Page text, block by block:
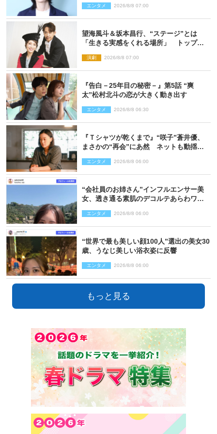
エンタメ 2026/8/8 07:00
望海風斗＆坂本昌行、“ステージ”とは
「生きる実感をくれる場所」 トップを
演劇 2026/8/8 07:00
『告白－25年目の秘密－』第5話 “爽
太”松村北斗の恋が大きく動き出す
エンタメ 2026/8/8 06:30
『Ｔシャツが乾くまで』“咲子”蒼井優、
まさかの“再会”にあ然 ネットも動揺
レあり）
エンタメ 2026/8/8 06:00
“会社員のお姉さん”インフルエンサー美
女、透き通る素肌のデコルテあらわワン
エンタメ 2026/8/8 06:00
“世界で最も美しい顔100人”選出の美女30
歳、うなじ美しい浴衣姿に反響
エンタメ 2026/8/8 06:00
もっと見る